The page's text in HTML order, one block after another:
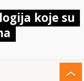
koje su